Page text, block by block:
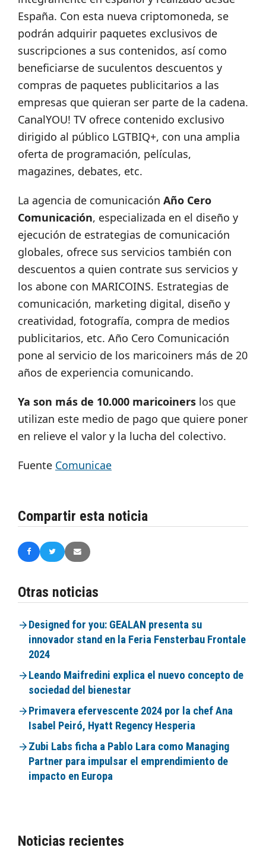
España. Con esta nueva criptomoneda, se
podrán adquirir paquetes exclusivos de
suscripciones a sus contenidos, así como
beneficiarse de suculentos descuentos y
compras de paquetes publicitarios a las
empresas que quieran ser parte de la cadena.
CanalYOU! TV ofrece contenido exclusivo
dirigido al público LGTBIQ+, con una amplia
oferta de programación, películas,
magazines, debates, etc.
La agencia de comunicación Año Cero
Comunicación, especializada en el diseño y
ejecución de estrategias de comunicación
globales, ofrece sus servicios también con
descuentos a quien contrate sus servicios y
los abone con MARICOINS. Estrategias de
comunicación, marketing digital, diseño y
creatividad, fotografía, compra de medios
publicitarios, etc. Año Cero Comunicación
pone al servicio de los maricoiners más de 20
años de experiencia comunicando.
Ya son más de 10.000 maricoiners los que
utilizan este medio de pago que quiere poner
en relieve el valor y la lucha del colectivo.
Fuente Comunicae
Compartir esta noticia
Otras noticias
Designed for you: GEALAN presenta su
innovador stand en la Feria Fensterbau Frontale
2024
Leando Maifredini explica el nuevo concepto de
sociedad del bienestar
Primavera efervescente 2024 por la chef Ana
Isabel Peiró, Hyatt Regency Hesperia
Zubi Labs ficha a Pablo Lara como Managing
Partner para impulsar el emprendimiento de
impacto en Europa
Noticias recientes